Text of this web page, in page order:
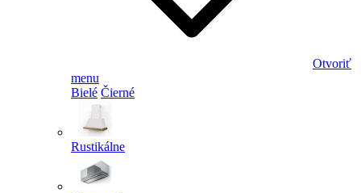
Otvoriť
menu
Bielé Čierné
Rustikálne